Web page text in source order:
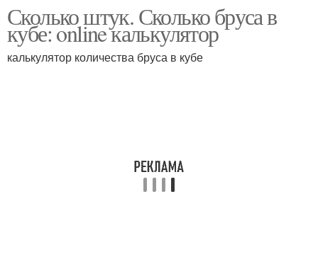
Сколько штук. Сколько бруса в
кубе: online калькулятор
калькулятор количества бруса в кубе